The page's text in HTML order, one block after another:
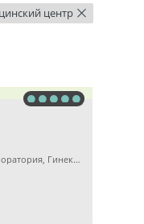
центр ×
Детская клиника, Медицинская лаборатория, Гинекология